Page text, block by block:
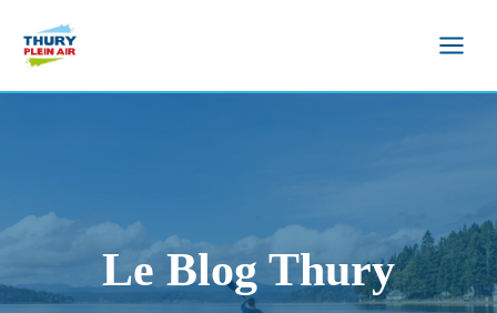
contenu
Le Blog Thury